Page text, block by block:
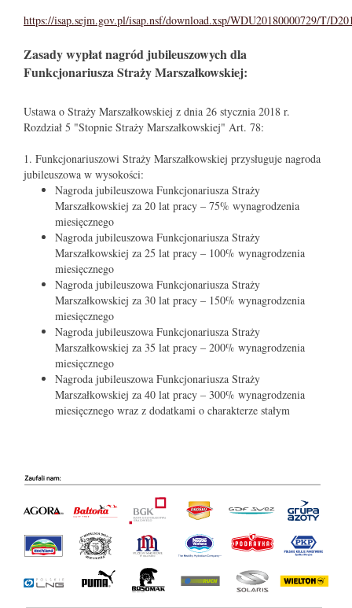
https://isap.sejm.gov.pl/isap.nsf/download.xsp/WDU20180000729/T/
Zasady wypłat nagród jubileuszowych dla
Funkcjonariusza Straży Marszałkowskiej:
Ustawa o Straży Marszałkowskiej z dnia 26 stycznia 2018 r.
Rozdział 5 "Stopnie Straży Marszałkowskiej" Art. 78:
1. Funkcjonariuszowi Straży Marszałkowskiej przysługuje nagroda
jubileuszowa w wysokości:
Nagroda jubileuszowa Funkcjonariusza Straży
Marszałkowskiej za 20 lat pracy – 75% wynagrodzenia
miesięcznego
Nagroda jubileuszowa Funkcjonariusza Straży
Marszałkowskiej za 25 lat pracy – 100% wynagrodzenia
miesięcznego
Nagroda jubileuszowa Funkcjonariusza Straży
Marszałkowskiej za 30 lat pracy – 150% wynagrodzenia
miesięcznego
Nagroda jubileuszowa Funkcjonariusza Straży
Marszałkowskiej za 35 lat pracy – 200% wynagrodzenia
miesięcznego
Nagroda jubileuszowa Funkcjonariusza Straży
Marszałkowskiej za 40 lat pracy – 300% wynagrodzenia
miesięcznego wraz z dodatkami o charakterze stałym